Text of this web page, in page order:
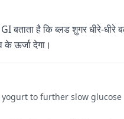
है कि ब्लड शुगर धीरे-धीरे
ऊर्जा देगा।
to further slow glucose